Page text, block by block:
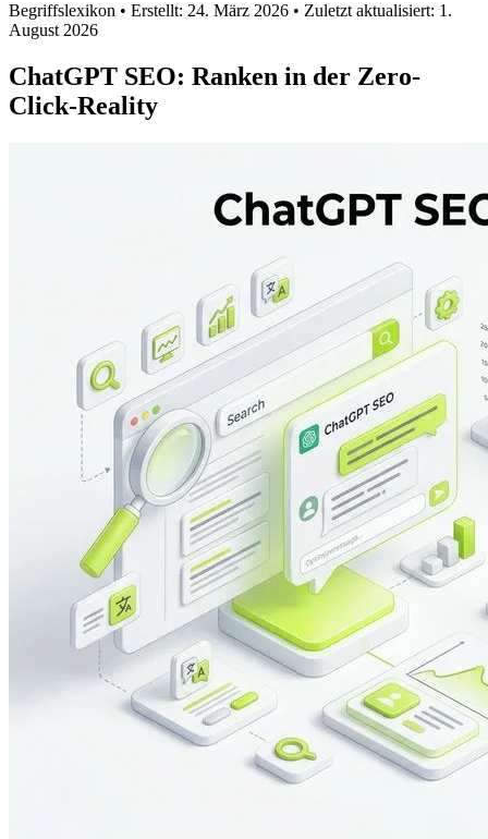
Begriffslexikon • Erstellt: 24. März 2026 • Zuletzt aktualisiert: 1.
August 2026
ChatGPT SEO: Ranken in der Zero-
Click-Reality